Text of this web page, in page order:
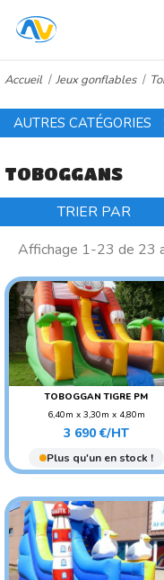
Accueil Jeux gonflables
AUTRES CATÉGORIES
TOBOGGANS
TRIER PAR
Affichage 1-23 de 23
TOBOGGAN TIGRE PM
6,40m x 3,30m x 4,80m
POIDS : 160 KG
AGE CONSEILLÉ : ENFANT
Prix
3 690 €/HT
Plus qu'un en stock !